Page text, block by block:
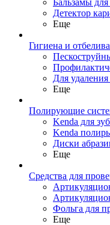
Бальзамы
Детектор
Еще
Гигиена и
Для
Еще
Полирующие
Kenda для
Kenda
Диски
Еще
Средства для
Фольга для
Еще